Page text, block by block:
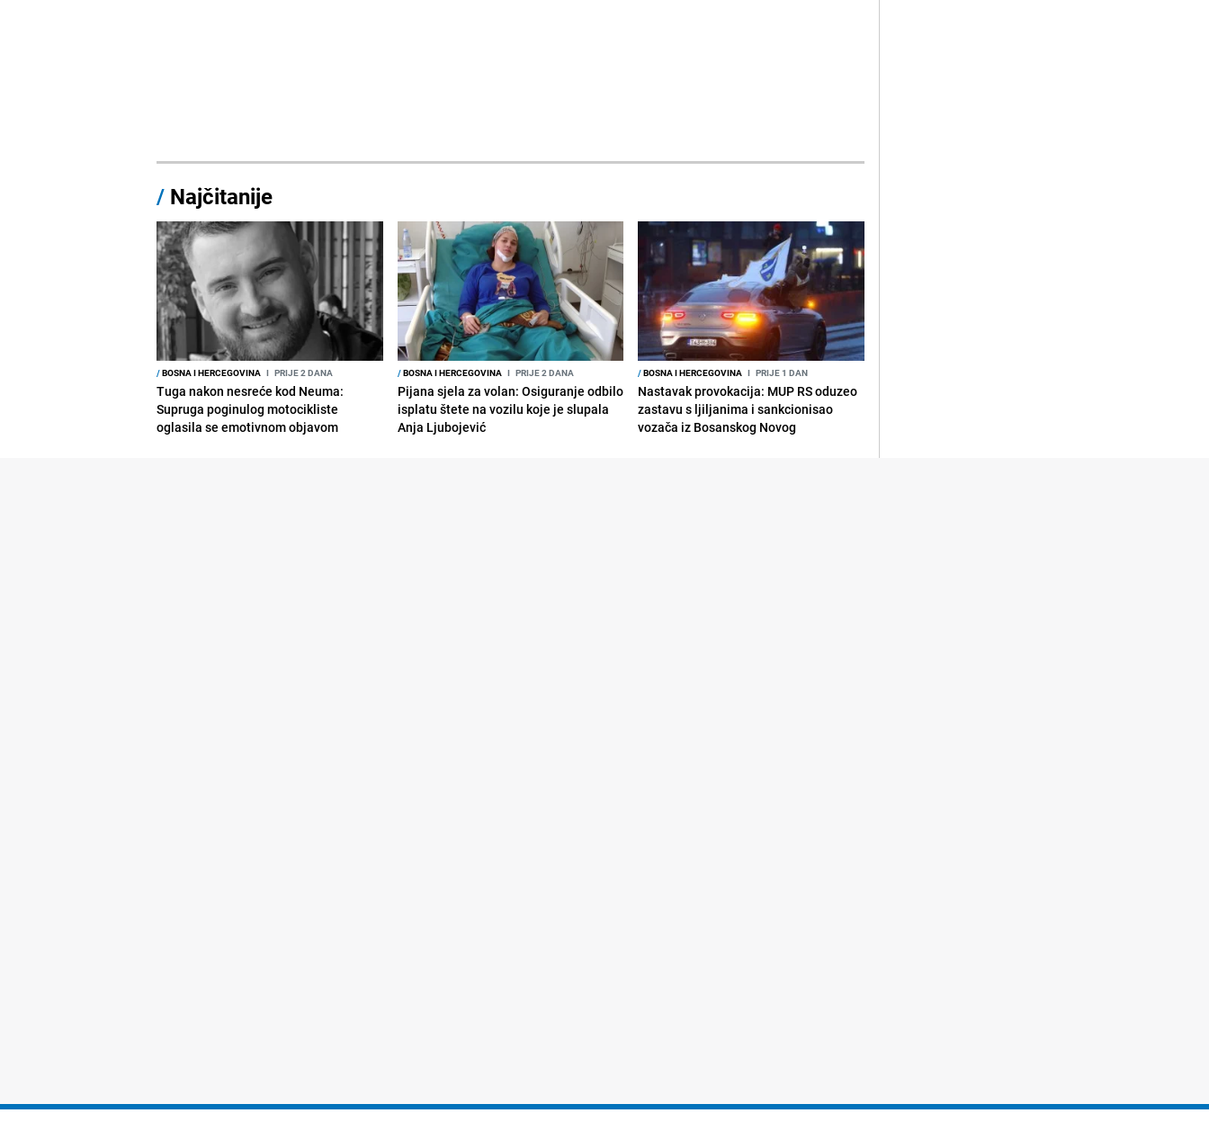
/ Najčitanije
/BOSNA I HERCEGOVINA I PRIJE 2 DANA
Tuga nakon nesreće kod Neuma:
Supruga poginulog motocikliste
oglasila se emotivnom objavom
/BOSNA I HERCEGOVINA I PRIJE 2 DANA
Pijana sjela za volan: Osiguranje odbilo
isplatu štete na vozilu koje je slupala
Anja Ljubojević
/BOSNA I HERCEGOVINA I PRIJE 1 DAN
Nastavak provokacija: MUP RS oduzeo
zastavu s ljiljanima i sankcionisao
vozača iz Bosanskog Novog